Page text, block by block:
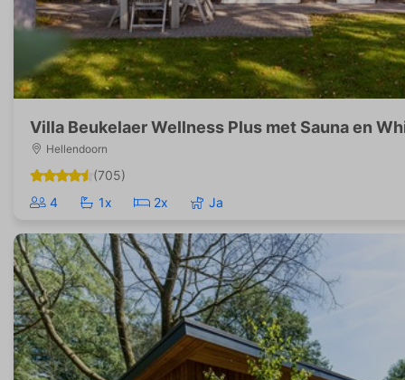
Villa Beukelaer Wellness Plus met Sauna en
Hellendoorn
(705)
4
1x 2x Ja